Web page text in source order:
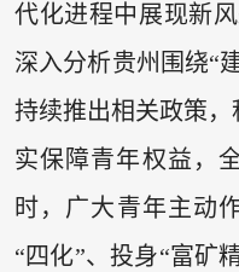
代化进程中展现新
深入分析贵州围绕“
持续推出相关政策
实保障青年权益，
时，广大青年主动
“四化”、投身“富矿